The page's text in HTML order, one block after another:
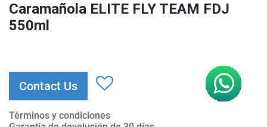
Caramañola ELITE FLY TEAM FDJ
550ml
Contact Us
Términos y condiciones